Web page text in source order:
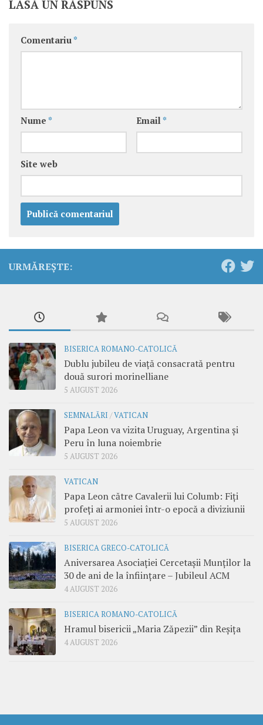
LASĂ UN RĂSPUNS
Comentariu *
Nume * Email *
Site web
URMĂREȘTE:
BISERICA ROMANO-CATOLICĂ
Dublu jubileu de viață consacrată pentru
două surori morinelliane
5 AUGUST 2026
SEMNALĂRI /VATICAN
Papa Leon va vizita Uruguay, Argentina și
Peru în luna noiembrie
5 AUGUST 2026
VATICAN
Papa Leon către Cavalerii lui Columb: Fiți
profeți ai armoniei într-o epocă a diviziunii
5 AUGUST 2026
BISERICA GRECO-CATOLICĂ
Aniversarea Asociației Cercetașii Munților la
30 de ani de la înființare – Jubileul ACM
4 AUGUST 2026
BISERICA ROMANO-CATOLICĂ
Hramul bisericii „Maria Zăpezii” din Reșița
4 AUGUST 2026